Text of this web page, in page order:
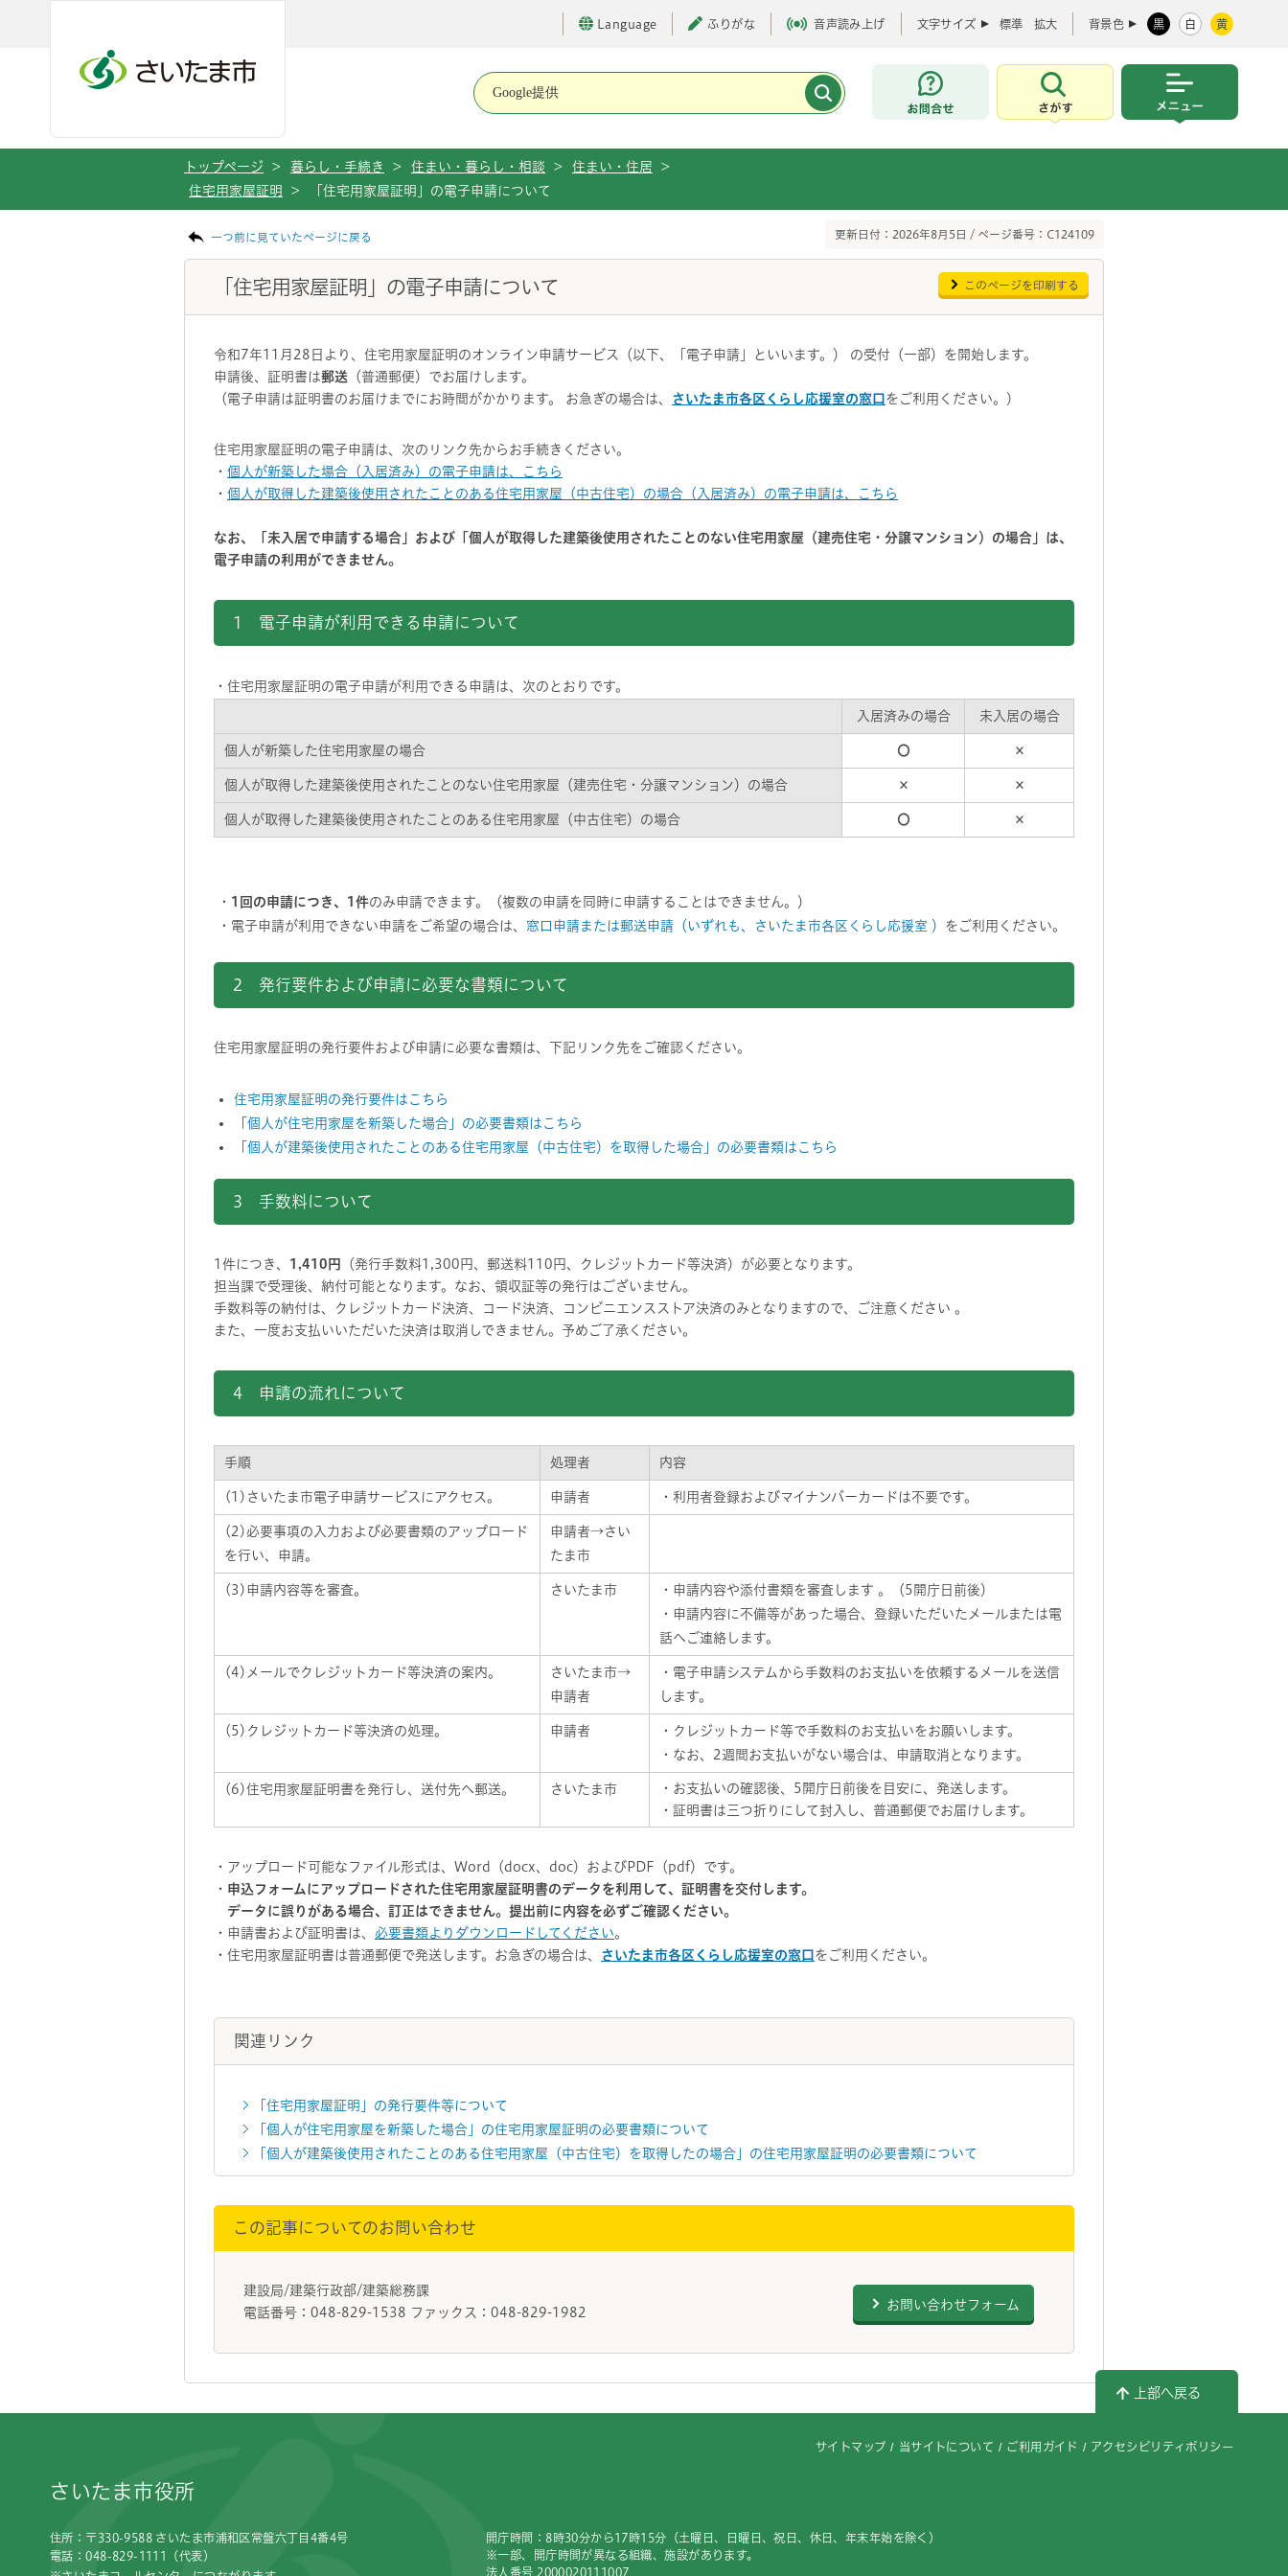
Language ふりがな 音声読み上げ 文字サイズ 標準 拡大 背景色 黒 白 黄
お問合せ
さがす
トップページ > 暮らし・手続き > 住まい・暮らし・相談 > 住まい・住居
>
住宅用家屋証明
> 「住宅用家屋証明」の電子申請について
一つ前に見ていたページに戻る 更新日付：2026年8月5日 / ページ番号：C124109
「住宅用家屋証明」の電子申請について このページを印刷する
令和7年11月28日より、住宅用家屋証明のオンライン申請サービス（以下、「電子申請」といいます。） の受付（一部）を開始します。
申請後、証明書は郵送 （普通郵便）でお届けします。
（電子申請は証明書のお届けまでにお時間がかかります。 お急ぎの場合は、
さいたま市各区くらし応援室の窓口 をご利用ください。）
住宅用家屋証明の電子申請は、次のリンク先からお手続きください。
・ 個人が新築した場合（入居済み）の電子申請は、こちら
・ 個人が取得した建築後使用されたことのある住宅用家屋（中古住宅）の場合（入居済み）の電子申請は、こちら
なお、「未入居で申請する場合」および「個人が取得した建築後使用されたことのない住宅用家屋（建売住宅・分譲マンション）の場合」は、
電子申請の利用ができません。
1 電子申請が利用できる申請について
・住宅用家屋証明の電子申請が利用できる申請は、次のとおりです。
入居済みの場合 未入居の場合
個人が新築した住宅用家屋の場合 〇 ×
個人が取得した建築後使用されたことのない住宅用家屋（建売住宅・分譲マンション）の場合 × ×
個人が取得した建築後使用されたことのある住宅用家屋（中古住宅）の場合 〇 ×
・ 1回の申請につき、1件のみ申請できます。（複数の申請を同時に申請することはできません。）
・電子申請が利用できない申請をご希望の場合は、 窓口申請または郵送申請（いずれも、さいたま市各区くらし応援室 ） をご利用ください。
2 発行要件および申請に必要な書類について
住宅用家屋証明の発行要件および申請に必要な書類は、下記リンク先をご確認ください。
住宅用家屋証明の発行要件はこちら
個人が住宅用家屋を新築した場合」の必要書類はこちら
個人が建築後使用されたことのある住宅用家屋（中古住宅）を取得した場合」の必要書類はこちら
3 手数料について
1件につき、 1,410円
（発行手数料1,300円、郵送料110円、クレジットカード等決済）が必要となります。
担当課で受理後、納付可能となります。なお、領収証等の発行はございません。
手数料等の納付は、クレジットカード決済、コード決済、コンビニエンスストア決済のみとなりますので、ご注意ください 。
また、一度お支払いいただいた決済は取消しできません。予めご了承ください。
4 申請の流れについて
手順 処理者 内容
(1)さいたま市電子申請サービスにアクセス。 申請者 ・利用者登録およびマイナンバーカードは不要です。
(2)必要事項の入力および必要書類のアップロード
を行い、申請。
申請者→さい
たま市
(3)申請内容等を審査。 さいたま市
・申請内容や添付書類を審査します 。（5開庁日前後）
・申請内容に不備等があった場合、登録いただいたメールまたは電
話へご連絡します。
(4)メールでクレジットカード等決済の案内。
さいたま市→
申請者
・電子申請システムから手数料のお支払いを依頼するメールを送信
します。
(5)クレジットカード等決済の処理。 申請者
・クレジットカード等で手数料のお支払いをお願いします。
・なお、2週間お支払いがない場合は、申請取消となります。
(6)住宅用家屋証明書を発行し、送付先へ郵送。 さいたま市
・お支払いの確認後、5開庁日前後を目安に、発送します。
・証明書は三つ折りにして封入し、普通郵便でお届けします。
・アップロード可能なファイル形式は、Word（docx、doc）およびPDF（pdf）です。
・ 申込フォームにアップロードされた住宅用家屋証明書のデータを利用して、証明書を交付します。
データに誤りがある場合、訂正はできません。提出前に内容を必ずご確認ください。
・申請書および証明書は、 必要書類よりダウンロードしてください。
・住宅用家屋証明書は普通郵便で発送します。お急ぎの場合は、
さいたま市各区くらし応援室の窓口 をご利用ください。
関連リンク
「住宅用家屋証明」の発行要件等について
「個人が住宅用家屋を新築した場合」の住宅用家屋証明の必要書類について
「個人が建築後使用されたことのある住宅用家屋（中古住宅）を取得したの場合」の住宅用家屋証明の必要書類について
この記事についてのお問い合わせ
建設局/建築行政部/建築総務課
電話番号：048-829-1538 ファックス：048-829-1982
お問い合わせフォーム
上部へ戻る
サイトマップ 当サイトについて ご利用ガイド アクセシビリティポリシー
さいたま市役所
住所：〒330-9588 さいたま市浦和区常盤六丁目4番4号
電話：048-829-1111（代表）
開庁時間：8時30分から17時15分（土曜日、日曜日、祝日、休日、年末年始を除く）
※一部、開庁時間が異なる組織、施設があります。
法人番号 2000020111007